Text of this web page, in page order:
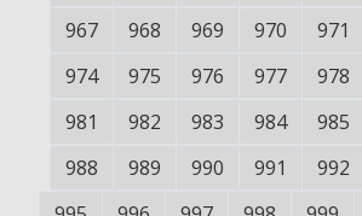
967
968 969 970 971
974
975 976 977 978
981
982 983 984 985
988
989 990 991 992